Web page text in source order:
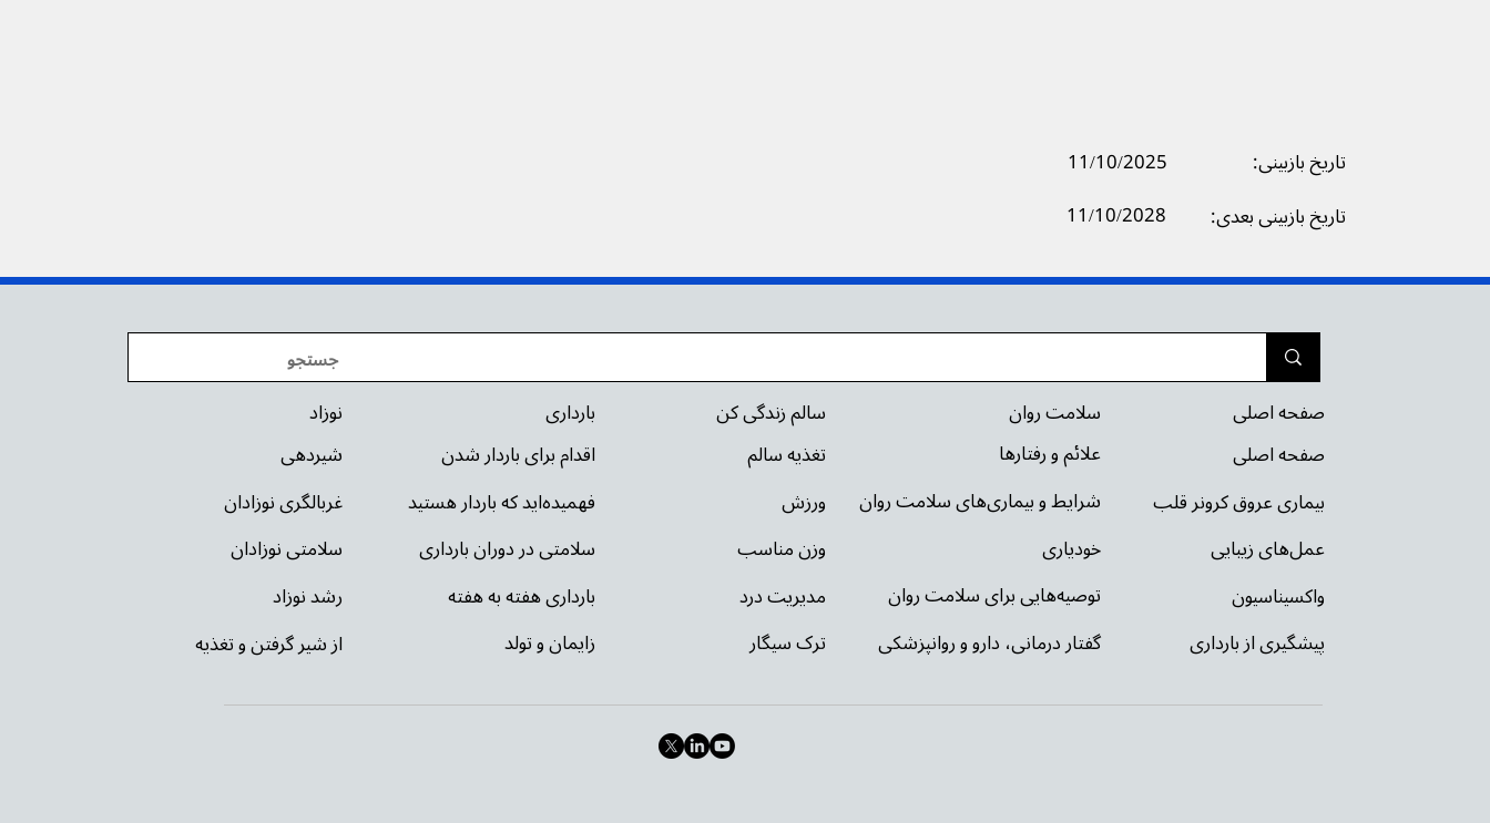
11/10/2025
تاریخ بازبینی:
11/10/2028
تاریخ بازبینی بعدی:
نوزاد
شیردهی
غربالگری نوزادان
سلامتی نوزادان
رشد نوزاد
از شیر گرفتن و تغذیه
بارداری
اقدام برای باردار شدن
فهمیده‌اید که باردار هستید
سلامتی در دوران بارداری
بارداری هفته به هفته
زایمان و تولد
سالم زندگی کن
تغذیه سالم
ورزش
وزن مناسب
مدیریت درد
ترک سیگار
سلامت روان
علائم و رفتارها
شرایط و بیماری‌های سلامت روان
خودیاری
توصیه‌‌هایی برای سلامت روان
گفتار درمانی، دارو و روانپزشکی
صفحه اصلی
صفحه اصلی
بیماری عروق کرونر قلب
عمل‌های زیبایی
واکسیناسیون
پیشگیری از بارداری